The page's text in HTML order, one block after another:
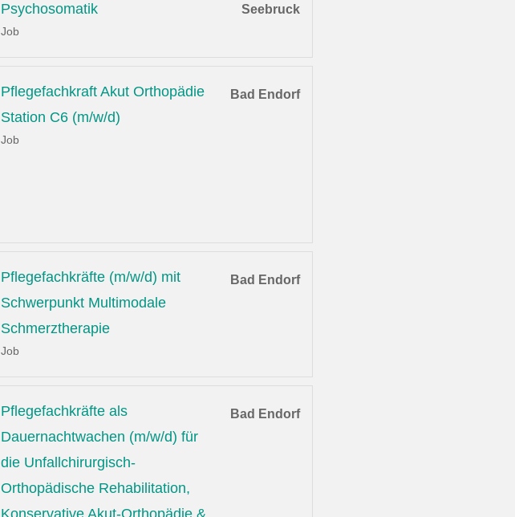
Psychosomatik
Job
Seebruck
Pflegefachkraft Akut Orthopädie
Station C6 (m/w/d)
Job
Bad Endorf
Pflegefachkräfte (m/w/d) mit
Schwerpunkt Multimodale
Schmerztherapie
Job
Bad Endorf
Pflegefachkräfte als
Dauernachtwachen (m/w/d) für
die Unfallchirurgisch-
Orthopädische Rehabilitation,
Bad Endorf